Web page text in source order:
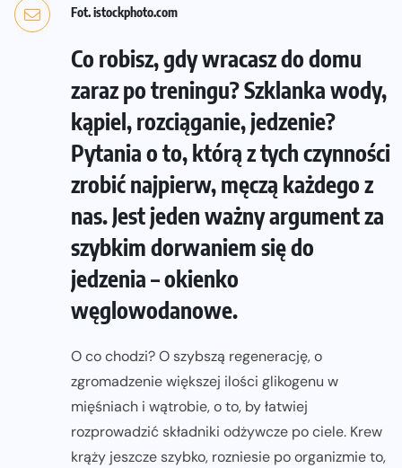
Fot. istockphoto.com
Co robisz, gdy wracasz do domu
zaraz po treningu? Szklanka wody,
kąpiel, rozciąganie, jedzenie?
Pytania o to, którą z tych czynności
zrobić najpierw, męczą każdego z
nas. Jest jeden ważny argument za
szybkim dorwaniem się do
jedzenia – okienko
węglowodanowe.
O co chodzi? O szybszą regenerację, o
zgromadzenie większej ilości glikogenu w
mięśniach i wątrobie, o to, by łatwiej
rozprowadzić składniki odżywcze po ciele. Krew
krąży jeszcze szybko, rozniesie po organizmie to,